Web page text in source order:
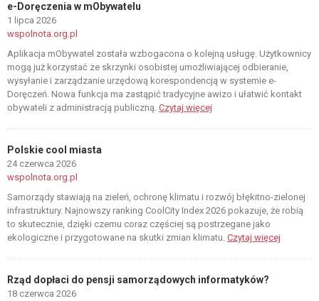
e-Doręczenia w mObywatelu
1 lipca 2026
wspolnota.org.pl
Aplikacja mObywatel została wzbogacona o kolejną usługę. Użytkownicy
mogą już korzystać ze skrzynki osobistej umożliwiającej odbieranie,
wysyłanie i zarządzanie urzędową korespondencją w systemie e-
Doręczeń. Nowa funkcja ma zastąpić tradycyjne awizo i ułatwić kontakt
obywateli z administracją publiczną. Czytaj więcej
Polskie cool miasta
24 czerwca 2026
wspolnota.org.pl
Samorządy stawiają na zieleń, ochronę klimatu i rozwój błękitno-zielonej
infrastruktury. Najnowszy ranking CoolCity Index 2026 pokazuje, że robią
to skutecznie, dzięki czemu coraz częściej są postrzegane jako
ekologiczne i przygotowane na skutki zmian klimatu. Czytaj więcej
Rząd dopłaci do pensji samorządowych informatyków?
18 czerwca 2026